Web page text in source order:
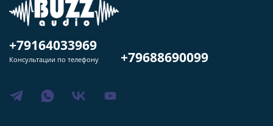
+79164033969
Консультации по телефону +79688690099